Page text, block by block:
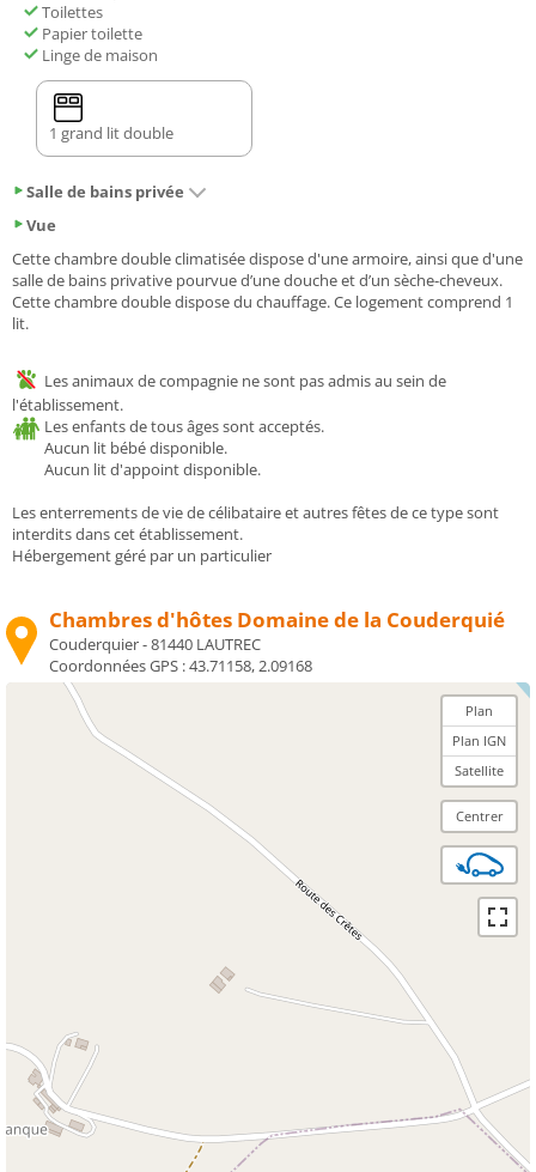
Toilettes
Papier toilette
Linge de maison
1 grand lit double
Salle de bains privée
Vue
Cette chambre double climatisée dispose d'une armoire, ainsi que d'une
salle de bains privative pourvue d’une douche et d’un sèche-cheveux.
Cette chambre double dispose du chauffage. Ce logement comprend 1
lit.
Les animaux de compagnie ne sont pas admis au sein de
l'établissement.
Les enfants de tous âges sont acceptés.
Aucun lit bébé disponible.
Aucun lit d'appoint disponible.
Les enterrements de vie de célibataire et autres fêtes de ce type sont
interdits dans cet établissement.
Hébergement géré par un particulier
Chambres d'hôtes Domaine de la Couderquié
Couderquier - 81440 LAUTREC
Coordonnées GPS :43.71158, 2.09168
Plan
Plan IGN
Satellite
Centrer